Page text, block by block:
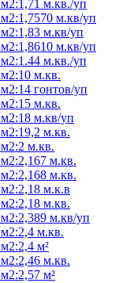
м.кв./уп
м.кв/уп
м.кв/уп
м.кв/уп
м.кв./уп
м.кв.
гонтов/уп
м.кв.
м.кв/уп
м.кв.
м.кв.
м.кв.
м.кв.
м.к.в
м.кв.
м.кв/уп
м.кв.
м²
м.кв.
м²